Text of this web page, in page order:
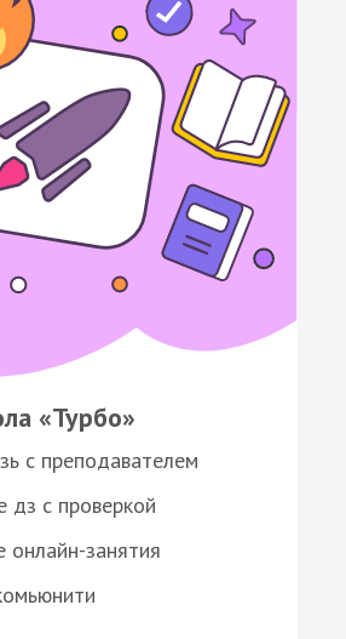
«Турбо»
с преподавателем
дз с проверкой
онлайн-занятия